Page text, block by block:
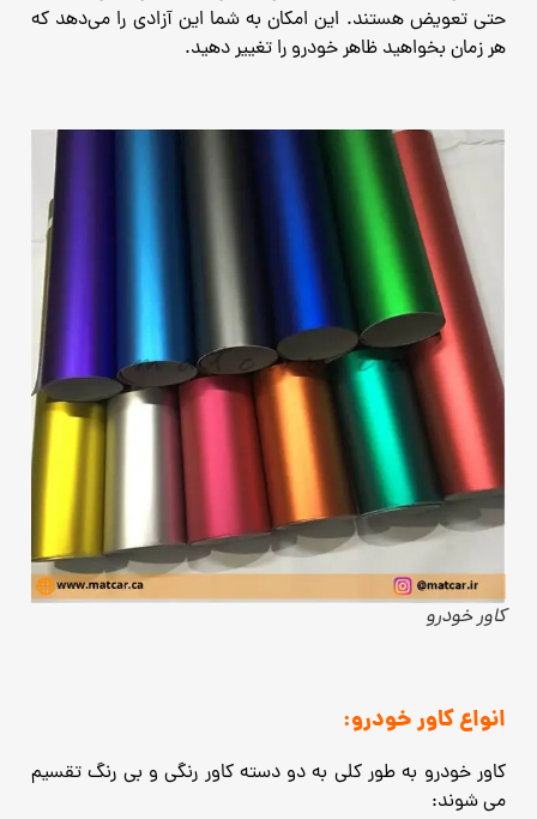
حتی تعویض هستند. این امکان به شما این آزادی را می‌دهد که
هر زمان بخواهید ظاهر خودرو را تغییر دهید.
کاور خودرو
انواع کاور خودرو:
کاور خودرو به طور کلی به دو دسته کاور رنگی و بی رنگ تقسیم
می شوند: